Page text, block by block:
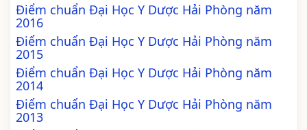
Điểm chuẩn Đại Học Y Dược Hải Phòng năm
2016
Điểm chuẩn Đại Học Y Dược Hải Phòng năm
2015
Điểm chuẩn Đại Học Y Dược Hải Phòng năm
2014
Điểm chuẩn Đại Học Y Dược Hải Phòng năm
2013